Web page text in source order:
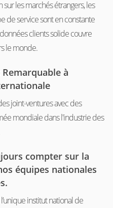
les marchés étrangers, les
de service sont en constante
clients solide couvre
le monde.
à
joint-ventures avec des
mondiale dans l'industrie des
compter sur la
équipes nationales
institut national de